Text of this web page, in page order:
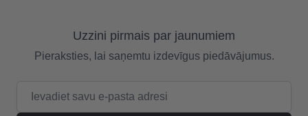
Uzzini pirmais par jaunumiem
Pieraksties, lai saņemtu izdevīgus piedāvājumus.